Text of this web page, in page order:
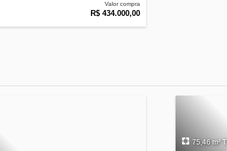
Valor compra
R$ 434.000,00
75,46 m² T